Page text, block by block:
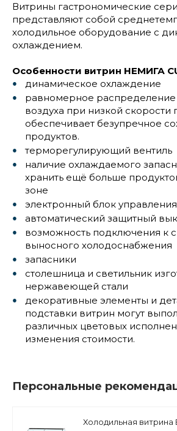
Витрины гастрономические
представляют собой
холодильное оборудование с
охлаждением.
Особенности витрин НЕМИГА
динамическое охлаждение
равномерное
воздуха при низкой скорости
обеспечивает безупречное
продуктов.
терморегулирующий вентиль
наличие охлаждаемого
хранить ещё больше
зоне
электронный блок управления
автоматический защитный
возможность подключения к
выносного холодоснабжения
запасники
столешница и светильник
нержавеющей стали
декоративные элементы и
подставки витрин могут
различных цветовых
изменения стоимости.
Персональные
Холодильная витрина